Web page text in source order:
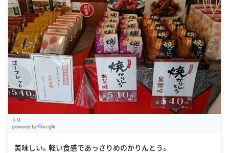
K M
美味しい。軽い食感であっさりめのかりんとう。